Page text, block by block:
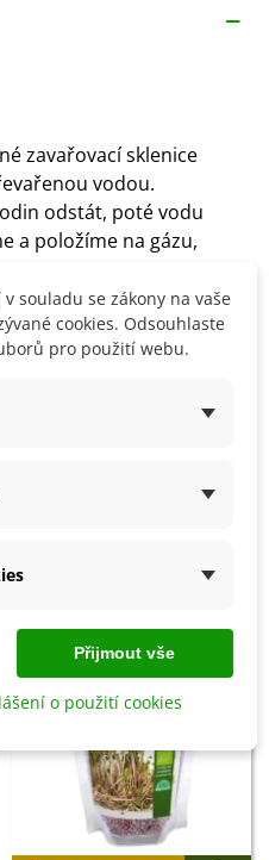
zavařovací sklenice
vodou.
odstát, poté vodu
a položíme na gázu,
stát na teplém
dvakrát denně.
souladu se zákony na vaše
cookies. Odsouhlaste
pro použití webu.
Přijmout vše
o použití cookies